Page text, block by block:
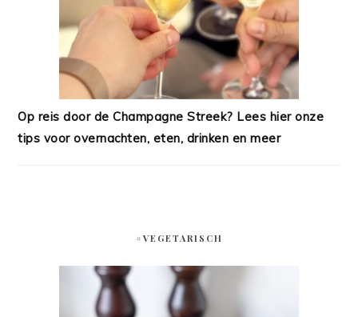
Op reis door de Champagne Streek? Lees hier onze
tips voor overnachten, eten, drinken en meer
#VEGETARISCH